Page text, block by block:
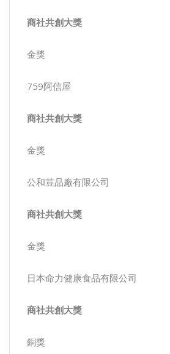
商社共創大獎
金獎
759阿信屋
商社共創大獎
金獎
公和荳品廠有限公司
商社共創大獎
金獎
日本命力健康食品有限公司
商社共創大獎
銅獎